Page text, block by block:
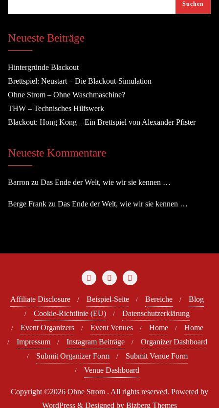
Suchen
Neueste Beiträge
Hintergründe Blackout
Brettspiel: Neustart – Die Blackout-Simulation
Ohne Strom – Ohne Waschmaschine?
THW – Technisches Hilfswerk
Blackout: Hong Kong – Ein Brettspiel von Alexander Pfister
Neueste Kommentare
Barron zu Das Ende der Welt, wie wir sie kennen …
Berge Frank zu Das Ende der Welt, wie wir sie kennen …
Affiliate Disclosure Beispiel-Seite Bereiche
Blog
Cookie-Richtlinie (EU)
Datenschutzerklärung
Event Organizers
Event Venues Home
Home
Impressum
Instagram Beiträge
Organizer Dashboard
Submit Organizer Form
Submit Venue Form
Venue Dashboard
Copyright ©2026 Ohne Strom . All rights reserved. Powered by
WordPress & Designed by Bizberg Themes